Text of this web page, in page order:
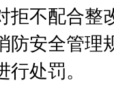
拒不配合整
防安全管理
处罚。